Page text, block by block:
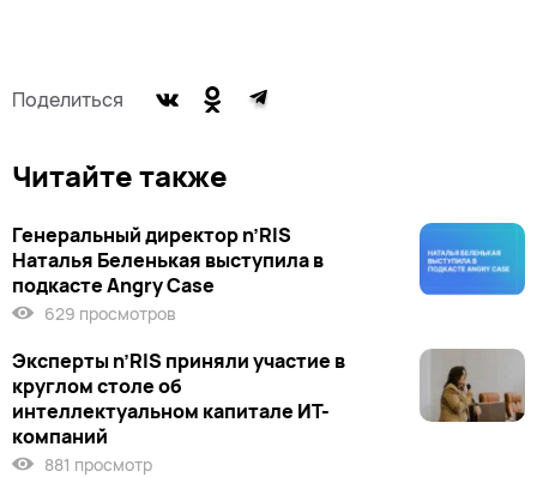
Поделиться
Читайте также
Генеральный директор n’RIS
Наталья Беленькая выступила в
подкасте Angry Case
629 просмотров
Эксперты n’RIS приняли участие в
круглом столе об
интеллектуальном капитале ИТ-
компаний
881 просмотр